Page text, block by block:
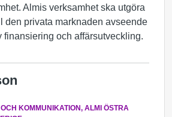
Almis verksamhet ska utgöra
den privata marknaden avseende
finansiering och affärsutveckling.
KOMMUNIKATION, ALMI ÖSTRA